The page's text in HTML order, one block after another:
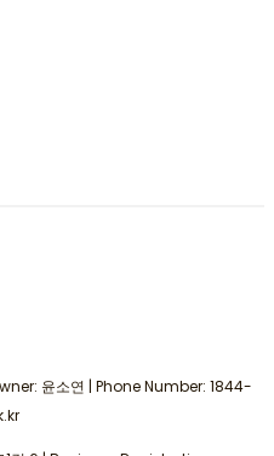
윤소연 | Phone Number: 1844-